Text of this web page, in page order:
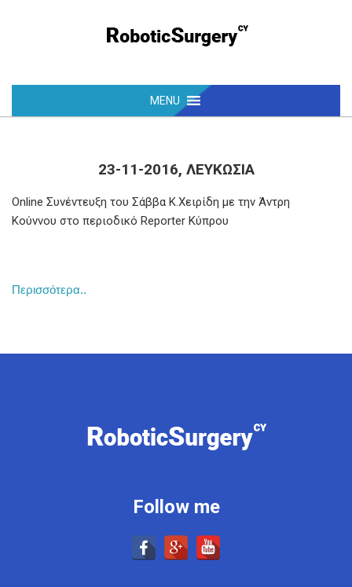
23-11-2016, ΛΕΥΚΩΣΊΑ
Online Συνέντευξη του Σάββα Κ.Χειρίδη με την Άντρη
Κούννου στο περιοδικό Reporter Κύπρου
Περισσότερα..
Follow me